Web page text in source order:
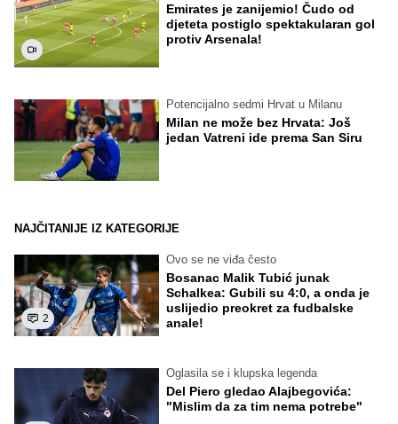
Emirates je zanijemio! Čudo od
djeteta postiglo spektakularan gol
protiv Arsenala!
Potencijalno sedmi Hrvat u Milanu
Milan ne može bez Hrvata: Još
jedan Vatreni ide prema San Siru
NAJČITANIJE IZ KATEGORIJE
2
Ovo se ne viđa često
Bosanac Malik Tubić junak
Schalkea: Gubili su 4:0, a onda je
uslijedio preokret za fudbalske
anale!
Oglasila se i klupska legenda
Del Piero gledao Alajbegovića:
"Mislim da za tim nema potrebe"